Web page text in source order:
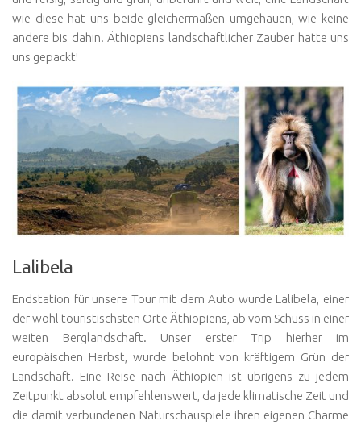
wie diese hat uns beide gleichermaßen umgehauen, wie keine
andere bis dahin. Äthiopiens landschaftlicher Zauber hatte uns
uns gepackt!
Lalibela
Endstation für unsere Tour mit dem Auto wurde Lalibela, einer
der wohl touristischsten Orte Äthiopiens, ab vom Schuss in einer
weiten Berglandschaft. Unser erster Trip hierher im
europäischen Herbst, wurde belohnt von kräftigem Grün der
Landschaft. Eine Reise nach Äthiopien ist übrigens zu jedem
Zeitpunkt absolut empfehlenswert, da jede klimatische Zeit und
die damit verbundenen Naturschauspiele ihren eigenen Charme